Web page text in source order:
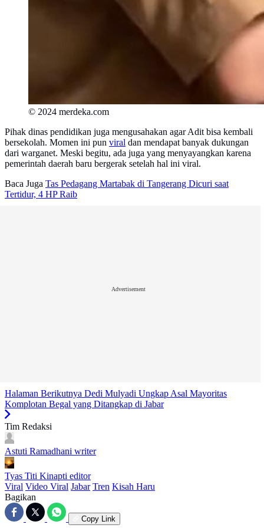
© 2024 merdeka.com
Pihak dinas pendidikan juga mengusahakan agar Adit bisa kembali
bersekolah. Momen ini pun viral dan mendapat banyak dukungan
dari warganet. Meski begitu, ada juga yang menyayangkan karena
pemerintah daerah baru bergerak setelah hal ini viral.
Baca Juga Tas Pedagang Martabak di Tangerang Dicuri saat
Tertidur, 4 HP Raib
Advertisement
Halaman Berikutnya Dedi Mulyadi Ungkap Asal Mayoritas
Komplotan Begal yang Ditangkap di Jabar
Tim Redaksi
Astuti Ramadhani writer
Tyas Titi Kinapti editor
Viral Video Viral Jabar Tren Kisah Haru
Bagikan
Copy Link